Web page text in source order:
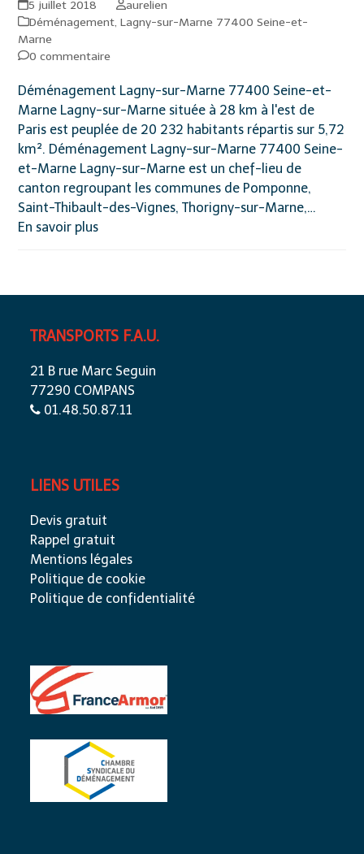
5 juillet 2018
aurelien
Déménagement,Lagny-sur-Marne 77400 Seine-et-
Marne
0 commentaire
Déménagement Lagny-sur-Marne 77400 Seine-et-
Marne Lagny-sur-Marne située à 28 km à l'est de
Paris est peuplée de 20 232 habitants répartis sur 5,72
km². Déménagement Lagny-sur-Marne 77400 Seine-
et-Marne Lagny-sur-Marne est un chef-lieu de
canton regroupant les communes de Pomponne,
Saint-Thibault-des-Vignes, Thorigny-sur-Marne,…
En savoir plus
TRANSPORTS F.A.U.
21 B rue Marc Seguin
77290 COMPANS
01.48.50.87.11
LIENS UTILES
Devis gratuit
Rappel gratuit
Mentions légales
Politique de cookie
Politique de confidentialité